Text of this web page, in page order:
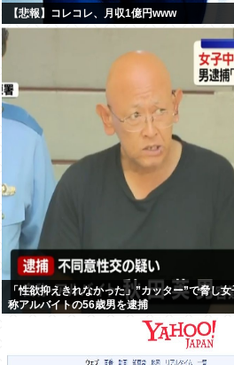
【悲報】コレコレ、月収1億円www
「性欲抑えきれなかった」”カッター”で脅し
称アルバイトの56歳男を逮捕